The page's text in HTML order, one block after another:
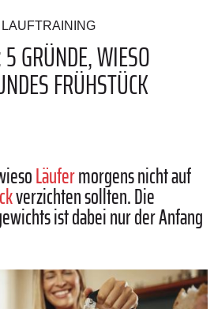
LAUFTRAINING
GRÜNDE, WIESO
FRÜHSTÜCK
Läufermorgens nicht auf
verzichten sollten. Die
ist dabei nur der Anfang